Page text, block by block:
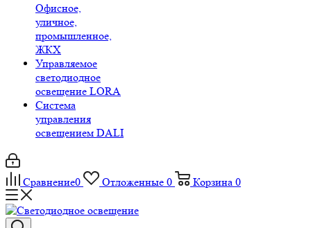
Офисное,
уличное,
промышленное,
ЖКХ
Управляемое
светодиодное
освещение LORA
Система
управления
освещением DALI
Сравнение0 Отложенные 0 Корзина 0